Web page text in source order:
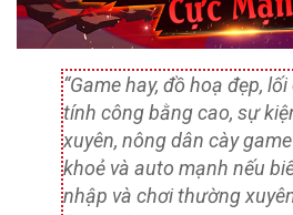
“Game hay, đồ hoạ đẹp,
tính công bằng cao, sự
xuyên, nông dân cày
khoẻ và auto mạnh nếu
nhập và chơi thường